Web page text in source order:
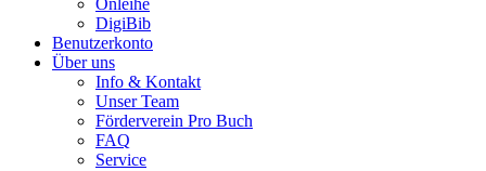
Onleihe
DigiBib
Benutzerkonto
Über uns
Info & Kontakt
Unser Team
Förderverein Pro Buch
FAQ
Service